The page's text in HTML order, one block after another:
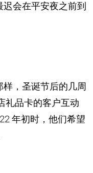
会在平安夜之前到
，圣诞节后的几周
礼品卡的客户互动
年初时，他们希望